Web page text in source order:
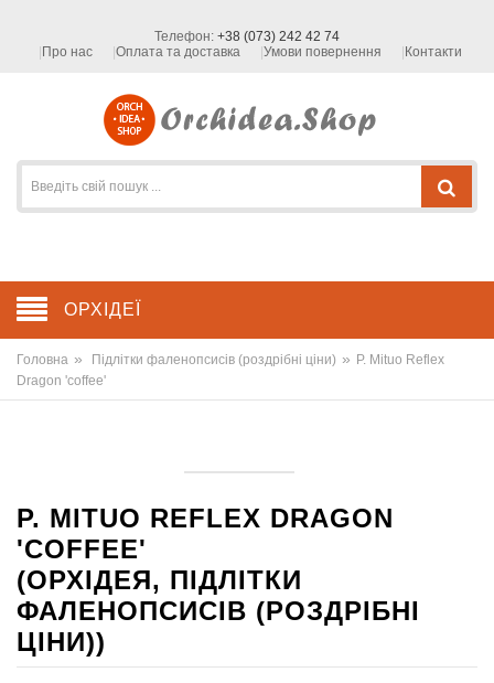
Телефон: +38 (073) 242 42 74
Про нас
Оплата та доставка Умови повернення Контакти
ОРХІДЕЇ
Головна » Підлітки фаленопсисів (роздрібні ціни) » P. Mituo Reflex
Dragon 'coffee'
P. MITUO REFLEX DRAGON
'COFFEE'
(ОРХІДЕЯ, ПІДЛІТКИ
ФАЛЕНОПСИСІВ (РОЗДРІБНІ
ЦІНИ))